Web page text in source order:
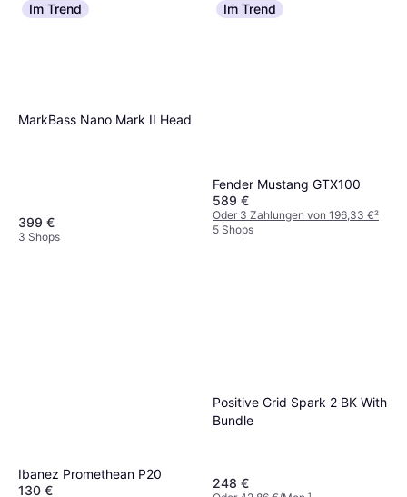
Im Trend
MarkBass Nano Mark II Head
399 €
3 Shops
Im Trend
Fender Mustang GTX100
589 €
Oder 3 Zahlungen von 196,33 €²
5 Shops
Ibanez Promethean P20
130 €
Positive Grid Spark 2 BK With
Bundle
248 €